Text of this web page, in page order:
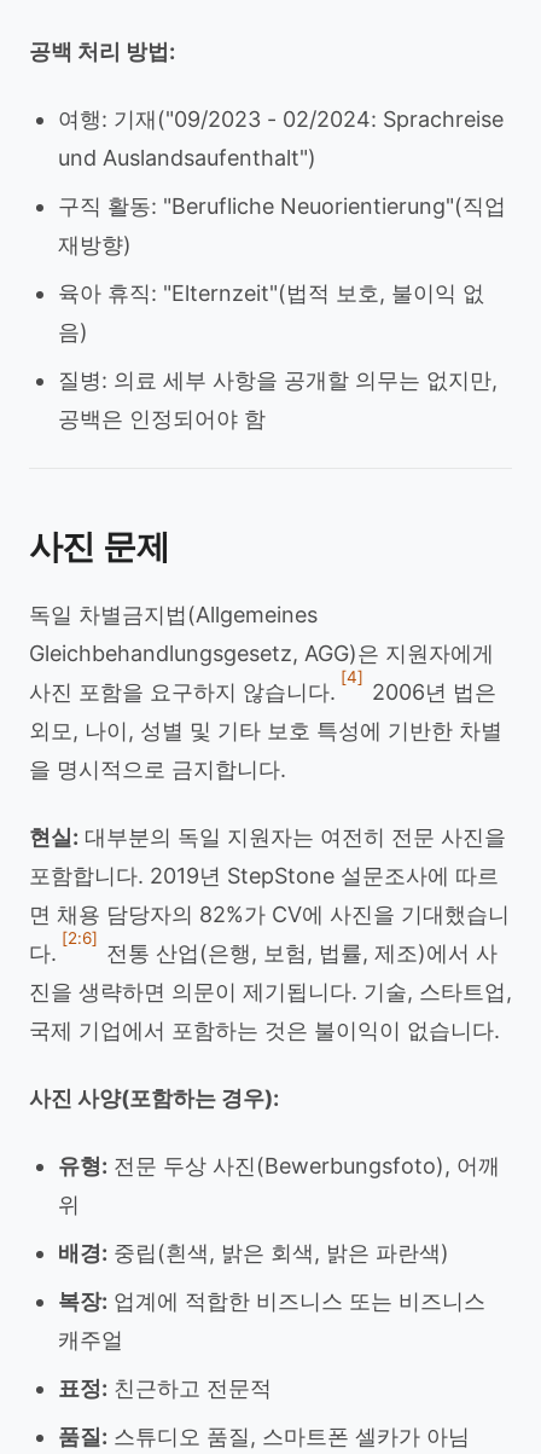
공백 처리 방법:
여행: 기재("09/2023 - 02/2024: Sprachreise
und Auslandsaufenthalt")
구직 활동: "Berufliche Neuorientierung"(직업
재방향)
육아 휴직: "Elternzeit"(법적 보호, 불이익 없
음)
질병: 의료 세부 사항을 공개할 의무는 없지만,
공백은 인정되어야 함
사진 문제
독일 차별금지법(Allgemeines
Gleichbehandlungsgesetz, AGG)은 지원자에게
사진 포함을 요구하지 않습니다.
[4]
2006년 법은
외모, 나이, 성별 및 기타 보호 특성에 기반한 차별
을 명시적으로 금지합니다.
현실: 대부분의 독일 지원자는 여전히 전문 사진을
포함합니다. 2019년 StepStone 설문조사에 따르
면 채용 담당자의 82%가 CV에 사진을 기대했습니
다.
[2:6]
전통 산업(은행, 보험, 법률, 제조)에서 사
진을 생략하면 의문이 제기됩니다. 기술, 스타트업,
국제 기업에서 포함하는 것은 불이익이 없습니다.
사진 사양(포함하는 경우):
유형: 전문 두상 사진(Bewerbungsfoto), 어깨
위
배경: 중립(흰색, 밝은 회색, 밝은 파란색)
복장: 업계에 적합한 비즈니스 또는 비즈니스
캐주얼
표정: 친근하고 전문적
품질: 스튜디오 품질, 스마트폰 셀카가 아님